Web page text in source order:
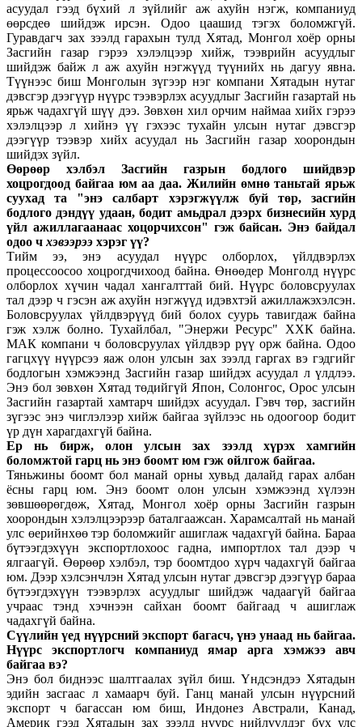
асуудал гээд бүхий л зүйлийг аж ахуйн нэгж, компаниуд
өөрсдеө шийдэж ирсэн. Одоо цаашид тэгэх боломжгүй.
Гуравдагч зах зээлд гарахын тулд Хятад, Монгол хоёр орны
Засгийн газар гэрээ хэлэлцээр хийж, тээврийн асуудлыг
шийдэж байж л аж ахуйн нэгжүүд түүнийх нь дагуу явна.
Түүнээс биш Монголын зүгээр нэг компани Хятадын нутаг
дэвсгэр дээгүүр нүүрс тээвэрлэх асуудлыг Засгийн газартай нь
ярьж чадахгүй шүү дээ. Зөвхөн хил орчим наймаа хийх гэрээ
хэлэлцээр л хийнэ үү гэхээс тухайн улсын нутаг дэвсгэр
дээгүүр тээвэр хийх асуудал нь Засгийн газар хоорондын
шийдэх зүйл.
Өөрөөр хэлбэл Засгийн газрын бодлого шийдвэр
хоцрогдоод байгаа юм аа даа. Жилийн өмнө таньтай ярьж
суухад та "энэ салбарт хэрэгжүүлж буй төр, засгийн
бодлого дэндүү удаан, бодит амьдрал дээрх бизнесийн хурд
үйл ажиллагаанаас хоцорчихсон" гэж байсан. Энэ байдал
одоо чхэвээрээ хэрэг үү?
Тийм ээ, энэ асуудал нүүрс олборлох, үйлдвэрлэх
процессоосоо хоцрогдчихоод байна. Өнөөдер Монголд нүүрс
олборлох хүчин чадал хангалттай бий. Нүүрс боловсруулах
тал дээр ч гэсэн аж ахуйн нэгжүүд идэвхтэй ажиллажэхэлсэн.
Боловсруулах үйлдвэрүүд бий болох суурь тавигдаж байна
гэж хэлж болно. Тухайлбал, "Энержи Ресурс" ХХК байна.
МАК компани ч боловсруулах үйлдвэр рүү орж байна. Одоо
гагцхүү нүүрсээ яаж олон улсын зах зээлд гаргах вэ гэдгийг
бодлогын хэмжээнд Засгийн газар шийдэх асуудал л үлдлээ.
Энэ бол зөвхөн Хятад төдийгүй Япон, Солонгос, Орос улсын
Засгийн газартай хамтарч шийдэх асуудал. Гэвч төр, засгийн
зүгээс энэ чиглэлээр хийж байгаа зүйлээс нь одоогоор бодит
үр дүн харагдахгүй байна.
Ер нь бирж, олон улсын зах зээлд хүрэх хамгийн
боломжтой гарц нь энэ боомт юм гэж ойлгож байгаа.
Тяньжины боомт бол манай орны хувьд далайд гарах албан
ёсны гарц юм. Энэ боомт олон улсын хэмжээнд хүлээн
зөвшөөрөгдөж, Хятад, Монгол хоёр орны Засгийн газрын
хоорондын хэлэлцээрээр баталгаажсан. Харамсалтай нь манай
улс өерийнхөө тэр боломжийг ашиглаж чадахгүй байна. Бараа
бүтээгдэхүүн экспортлохоос гадна, импортлох тал дээр ч
ялгаагүй. Өөрөөр хэлбэл, тэр боомтдоо хүрч чадахгүй байгаа
юм. Дээр хэлсэнчлэн Хятад улсын нутаг дэвсгэр дээгүүр бараа
бүтээгдэхүүн тээвэрлэх асуудлыг шийдэж чадаагүй байгаа
учраас тэнд хэчнээн сайхан боомт байгаад ч ашиглаж
чадахгүй байна.
Сүүлийн үед нүүрсний экспорт багасч, үнэ унаад нь байгаа.
Нүүрс экспортлогч компаниуд ямар арга хэмжээ авч
байгаа вэ?
Энэ бол биднээс шалтгаалах зүйл биш. Үндсэндээ Хятадын
эдийн засгаас л хамаарч буй. Ганц манай улсын нүүрсний
экспорт ч багассан юм биш, Индонез Австрали, Канад,
Америк гээд Хятадын зах зээлд нүүрс нийлүүлдэг бүх улс